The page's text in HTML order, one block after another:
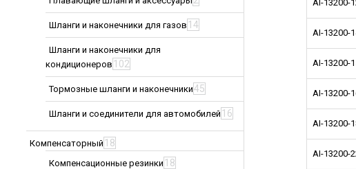
AI-13200-
AI-13200-
AI-13200-
AI-13200-
AI-13200-
AI-13200-
Шланги и наконечники для газов 14
Шланги и наконечники для
кондиционеров 102
Тормозные шланги и наконечники45
Шланги и соединители для автомобилей 16
Компенсаторный 18
Компенсационные резинки 18